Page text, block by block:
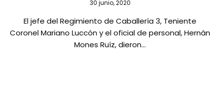
30 junio, 2020
El jefe del Regimiento de Caballería 3, Teniente
Coronel Mariano Luccón y el oficial de personal, Hernán
Mones Ruíz, dieron…